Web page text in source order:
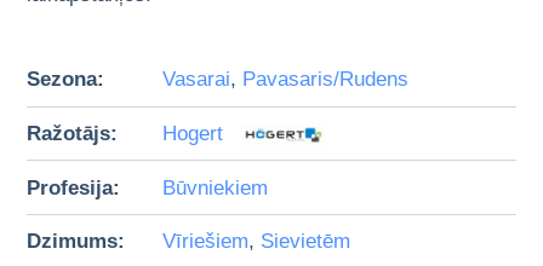
Sezona: Vasarai, Pavasaris/Rudens
Ražotājs: Hogert
Profesija: Būvniekiem
Dzimums: Vīriešiem, Sievietēm